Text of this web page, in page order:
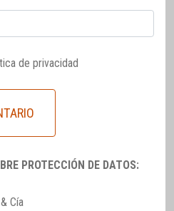
de privacidad
PROTECCIÓN DE DATOS:
Cía